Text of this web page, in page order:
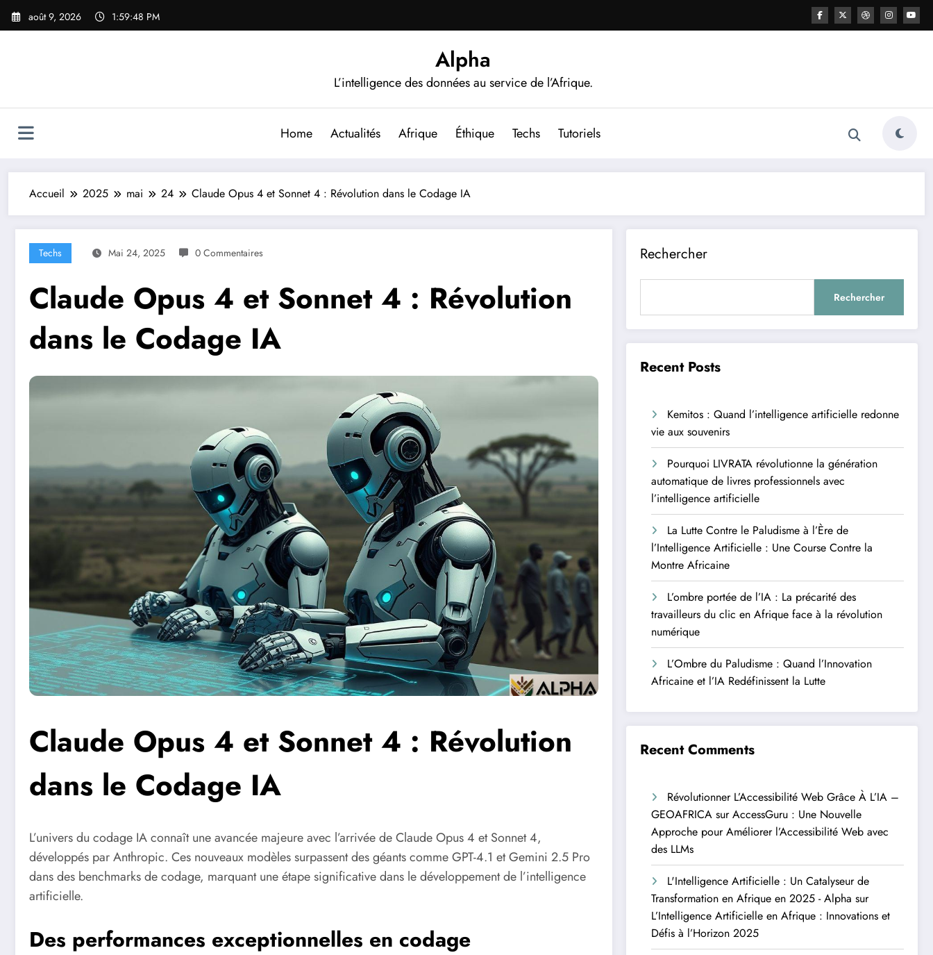
Aller
août 9, 2026 1:59:50 PM
Alpha
L’intelligence des données au service de l’Afrique.
Home Actualités Afrique Éthique Techs Tutoriels
Accueil 2025 mai 24 Claude Opus 4 et Sonnet 4 : Révolution dans le Codage IA
Techs Mai 24, 2025 0 Commentaires
Claude Opus 4 et Sonnet 4 : Révolution
dans le Codage IA
Claude Opus 4 et Sonnet 4 : Révolution
dans le Codage IA
L’univers du codage IA connaît une avancée majeure avec l’arrivée de Claude Opus 4 et Sonnet 4,
développés par Anthropic. Ces nouveaux modèles surpassent des géants comme GPT-4.1 et Gemini 2.5 Pro
dans des benchmarks de codage, marquant une étape significative dans le développement de l’intelligence
artificielle.
Des performances exceptionnelles en codage
Rechercher
Rechercher
Recent Posts
Kemitos : Quand l’intelligence artificielle redonne
vie aux souvenirs
Pourquoi LIVRATA révolutionne la génération
automatique de livres professionnels avec
l’intelligence artificielle
La Lutte Contre le Paludisme à l’Ère de
l’Intelligence Artificielle : Une Course Contre la
Montre Africaine
L’ombre portée de l’IA : La précarité des
travailleurs du clic en Afrique face à la révolution
numérique
L’Ombre du Paludisme : Quand l’Innovation
Africaine et l’IA Redéfinissent la Lutte
Recent Comments
Révolutionner L’Accessibilité Web Grâce À L’IA –
GEOAFRICA surAccessGuru : Une Nouvelle
Approche pour Améliorer l’Accessibilité Web avec
des LLMs
L'Intelligence Artificielle : Un Catalyseur de
Transformation en Afrique en 2025 - Alpha sur
L’Intelligence Artificielle en Afrique : Innovations et
Défis à l’Horizon 2025